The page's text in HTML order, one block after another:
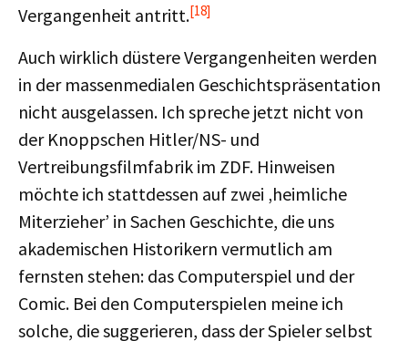
Vergangenheit antritt.[18]
Auch wirklich düstere Vergangenheiten werden
in der massenmedialen Geschichtspräsentation
nicht ausgelassen. Ich spreche jetzt nicht von
der Knoppschen Hitler/NS- und
Vertreibungsfilmfabrik im ZDF. Hinweisen
möchte ich stattdessen auf zwei ‚heimliche
Miterzieher’ in Sachen Geschichte, die uns
akademischen Historikern vermutlich am
fernsten stehen: das Computerspiel und der
Comic. Bei den Computerspielen meine ich
solche, die suggerieren, dass der Spieler selbst